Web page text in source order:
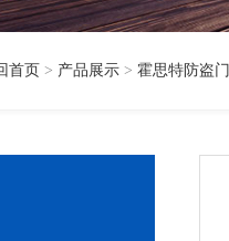
首页 > 产品展示 > 霍思特防盗门